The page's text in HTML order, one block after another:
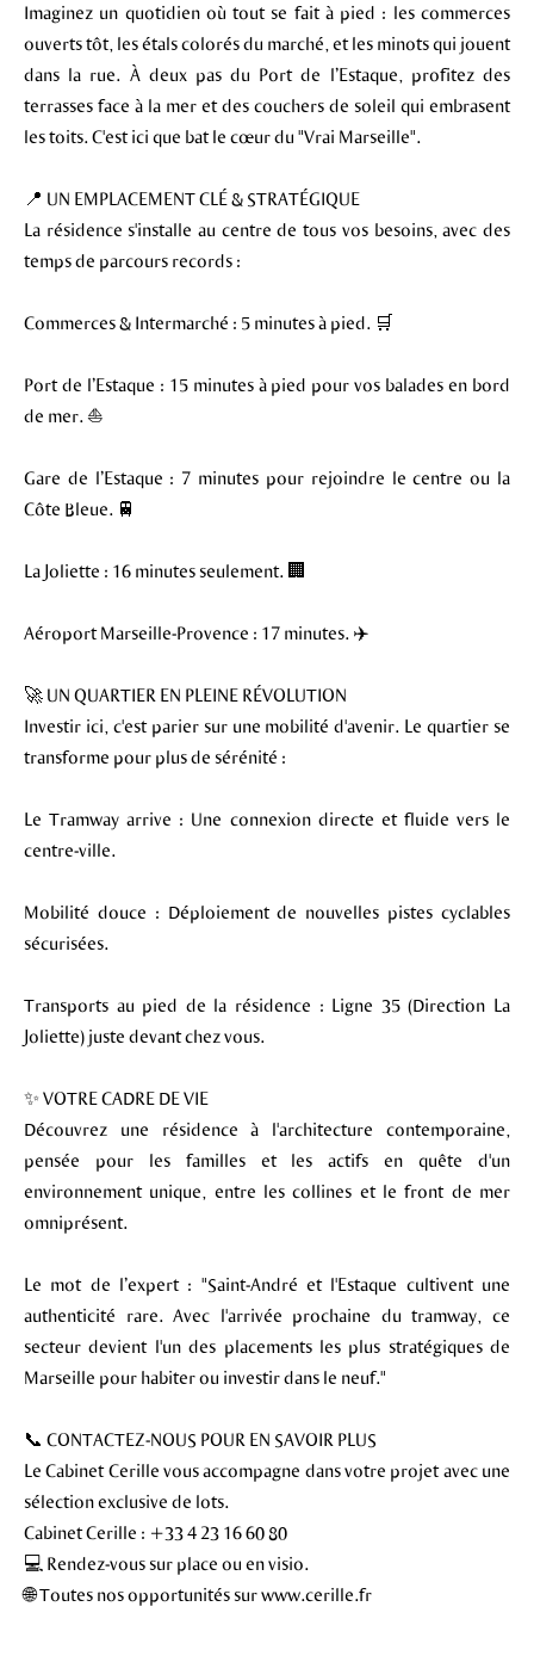
Imaginez un quotidien où tout se fait à pied : les commerces
ouverts tôt, les étals colorés du marché, et les minots qui jouent
dans la rue. À deux pas du Port de l’Estaque, profitez des
terrasses face à la mer et des couchers de soleil qui embrasent
les toits. C'est ici que bat le cœur du "Vrai Marseille".
📍 UN EMPLACEMENT CLÉ & STRATÉGIQUE
La résidence s'installe au centre de tous vos besoins, avec des
temps de parcours records :
Commerces & Intermarché : 5 minutes à pied. 🛒
Port de l’Estaque : 15 minutes à pied pour vos balades en bord
de mer. ⛵
Gare de l’Estaque : 7 minutes pour rejoindre le centre ou la
Côte Bleue. 🚆
La Joliette : 16 minutes seulement. 🏢
Aéroport Marseille-Provence : 17 minutes. ✈️
🚀 UN QUARTIER EN PLEINE RÉVOLUTION
Investir ici, c'est parier sur une mobilité d'avenir. Le quartier se
transforme pour plus de sérénité :
Le Tramway arrive : Une connexion directe et fluide vers le
centre-ville.
Mobilité douce : Déploiement de nouvelles pistes cyclables
sécurisées.
Transports au pied de la résidence : Ligne 35 (Direction La
Joliette) juste devant chez vous.
✨ VOTRE CADRE DE VIE
Découvrez une résidence à l'architecture contemporaine,
pensée pour les familles et les actifs en quête d'un
environnement unique, entre les collines et le front de mer
omniprésent.
Le mot de l’expert : "Saint-André et l'Estaque cultivent une
authenticité rare. Avec l'arrivée prochaine du tramway, ce
secteur devient l'un des placements les plus stratégiques de
Marseille pour habiter ou investir dans le neuf."
📞 CONTACTEZ-NOUS POUR EN SAVOIR PLUS
Le Cabinet Cerille vous accompagne dans votre projet avec une
sélection exclusive de lots.
Cabinet Cerille : +33 4 23 16 60 80
💻 Rendez-vous sur place ou en visio.
🌐 Toutes nos opportunités sur www.cerille.fr